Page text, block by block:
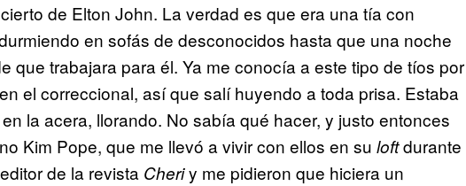
de Elton John. La verdad es que era una tía con
en sofás de desconocidos hasta que una noche
que trabajara para él. Ya me conocía a este tipo de tíos por
el correccional, así que salí huyendo a toda prisa. Estaba
la acera, llorando. No sabía qué hacer, y justo entonces
Kim Pope, que me llevó a vivir con ellos en su loftdurante
de la revista Cheriy me pidieron que hiciera un